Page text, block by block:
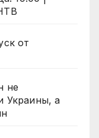
от
не
Украины, а